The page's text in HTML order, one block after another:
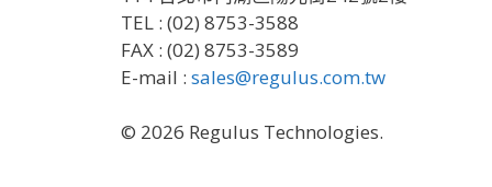
TEL : (02) 8753-3588
FAX : (02) 8753-3589
E-mail : sales@regulus.com.tw
© 2026 Regulus Technologies.